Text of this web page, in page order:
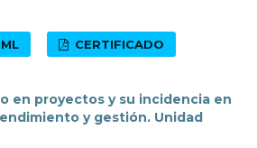
CERTIFICADO
en proyectos y su incidencia en
y gestión. Unidad